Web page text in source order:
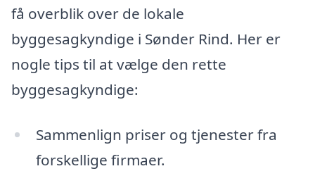
få overblik over de lokale
byggesagkyndige i Sønder Rind. Her er
nogle tips til at vælge den rette
byggesagkyndige:
Sammenlign priser og tjenester fra
forskellige firmaer.